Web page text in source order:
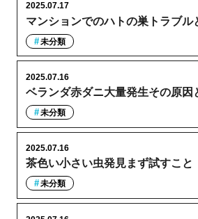
マンションでのハトの巣トラブル
2025.07.17
未分類
ベランダ赤ダニ大量発生その原因
2025.07.16
未分類
茶色い小さい虫発見まず試すこと
2025.07.16
未分類